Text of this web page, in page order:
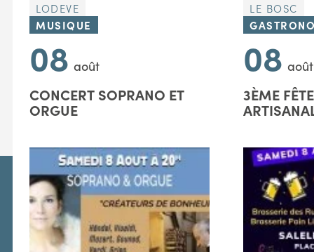
LODEVE
MUSIQUE
08 août
CONCERT SOPRANO ET
ORGUE
LE BOSC
08 août
3ÈME